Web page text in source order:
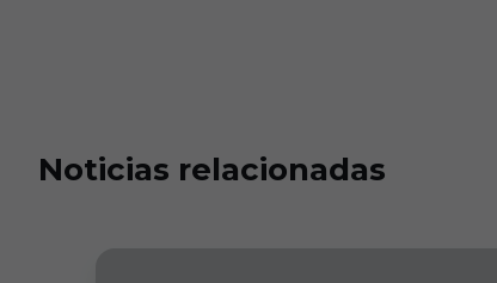
Noticias relacionadas